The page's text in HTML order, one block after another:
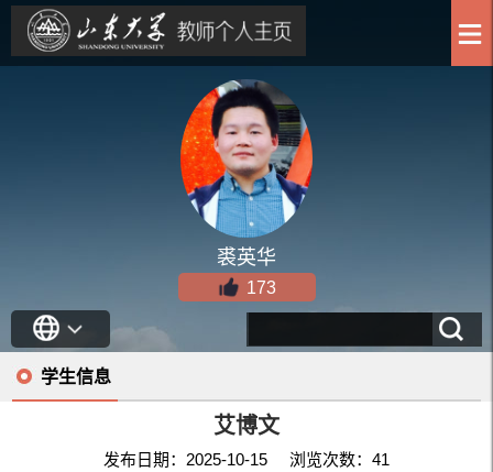
裘英华
173
学生信息
艾博文
发布日期：2025-10-15 浏览次数： 41